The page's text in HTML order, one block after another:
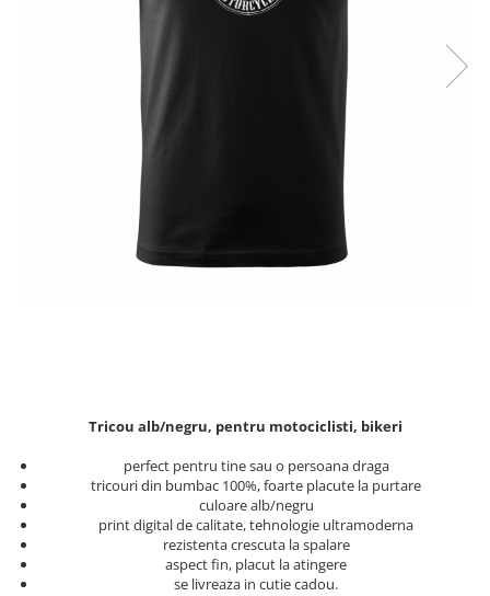
Tricou personalizat cu imaginea
Tricouri gameri
Tricouri music is life
Tricouri sporturi de iarna
Tricouri snowboard
Tablouri PVC copii
Tricou alb/negru, pentru motociclisti, bikeri
perfect pentru tine sau o persoana draga
tricouri din bumbac 100%, foarte placute la purtare
culoare alb/negru
print digital de calitate, tehnologie ultramoderna
rezistenta crescuta la spalare
aspect fin, placut la atingere
se livreaza in cutie cadou.